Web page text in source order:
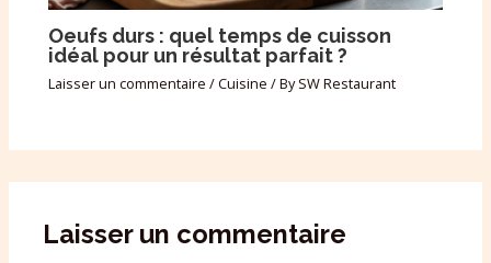
Oeufs durs : quel temps de cuisson
idéal pour un résultat parfait ?
Laisser un commentaire /Cuisine / BySW Restaurant
Laisser un commentaire